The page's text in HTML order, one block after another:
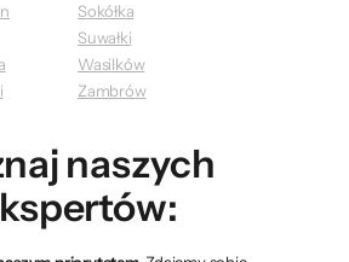
Sokółka
Suwałki
Wasilków
Zambrów
naszych